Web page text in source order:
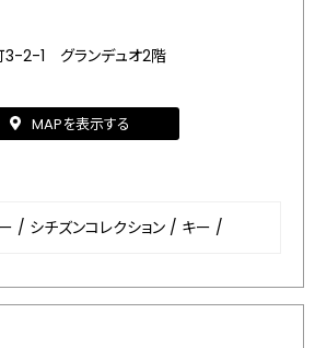
3-2-1 グランデュオ2階
MAPを表示する
/ シチズンコレクション / キー /